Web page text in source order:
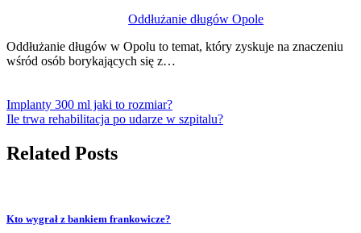
Oddłużanie długów Opole
Oddłużanie długów w Opolu to temat, który zyskuje na znaczeniu
wśród osób borykających się z…
Implanty 300 ml jaki to rozmiar?
Ile trwa rehabilitacja po udarze w szpitalu?
Related Posts
Kto wygrał z bankiem frankowicze?